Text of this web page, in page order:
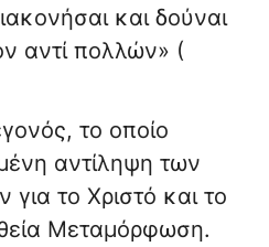
και δούναι
αντί πολλών» (
το οποίο
αντίληψη των
το Χριστό και το
Μεταμόρφωση.